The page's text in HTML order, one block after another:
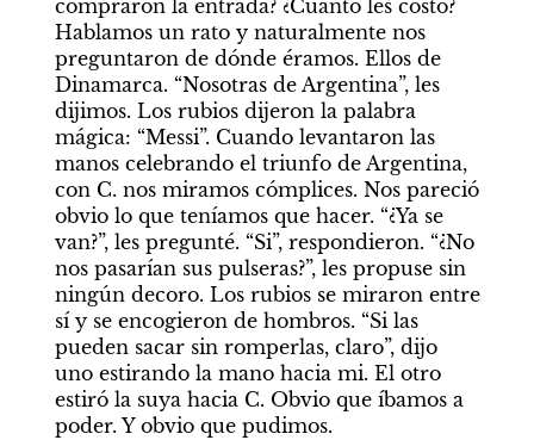
compraron la entrada? ¿Cuánto les costó?
Hablamos un rato y naturalmente nos
preguntaron de dónde éramos. Ellos de
Dinamarca. “Nosotras de Argentina”, les
dijimos. Los rubios dijeron la palabra
mágica: “Messi”. Cuando levantaron las
manos celebrando el triunfo de Argentina,
con C. nos miramos cómplices. Nos pareció
obvio lo que teníamos que hacer. “¿Ya se
van?”, les pregunté. “Si”, respondieron. “¿No
nos pasarían sus pulseras?”, les propuse sin
ningún decoro. Los rubios se miraron entre
sí y se encogieron de hombros. “Si las
pueden sacar sin romperlas, claro”, dijo
uno estirando la mano hacia mi. El otro
estiró la suya hacia C. Obvio que íbamos a
poder. Y obvio que pudimos.